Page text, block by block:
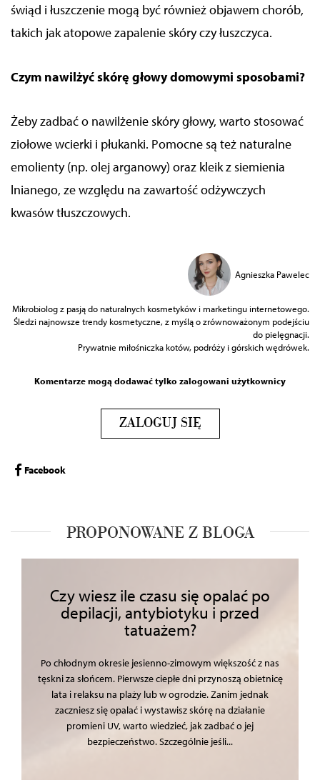
świąd i łuszczenie mogą być również objawem chorób,
takich jak atopowe zapalenie skóry czy łuszczyca.
Czym nawilżyć skórę głowy domowymi sposobami?
Żeby zadbać o nawilżenie skóry głowy, warto stosować
ziołowe wcierki i płukanki. Pomocne są też naturalne
emolienty (np. olej arganowy) oraz kleik z siemienia
lnianego, ze względu na zawartość odżywczych
kwasów tłuszczowych.
Agnieszka Pawelec
Mikrobiolog z pasją do naturalnych kosmetyków i marketingu internetowego.
Śledzi najnowsze trendy kosmetyczne, z myślą o zrównoważonym podejściu
do pielęgnacji.
Prywatnie miłośniczka kotów, podróży i górskich wędrówek.
Komentarze mogą dodawać tylko zalogowani użytkownicy
ZALOGUJ SIĘ
Facebook
PROPONOWANE Z BLOGA
Czy wiesz ile czasu się opalać po
depilacji, antybiotyku i przed
tatuażem?
Po chłodnym okresie jesienno-zimowym większość z nas
tęskni za słońcem. Pierwsze ciepłe dni przynoszą obietnicę
lata i relaksu na plaży lub w ogrodzie. Zanim jednak
zaczniesz się opalać i wystawisz skórę na działanie
promieni UV, warto wiedzieć, jak zadbać o jej
bezpieczeństwo. Szczególnie jeśli...